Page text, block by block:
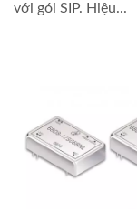
với gói SIP. Hiệu...